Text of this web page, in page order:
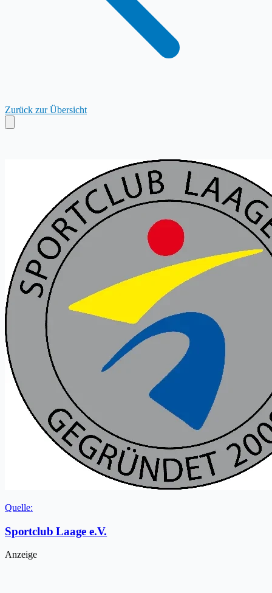
Zurück zur Übersicht
Quelle:
Sportclub Laage e.V.
Anzeige